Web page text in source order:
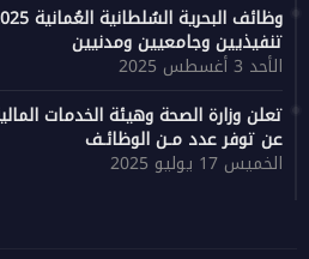
تنفيذيين وجامعيين ومدنيين
الأحد 3 أغسطس 2025
تعلن وزارة الصحة وهيئة الخدمات
عن توفر عدد مـن الوظائـف
الخميس 17 يوليو 2025